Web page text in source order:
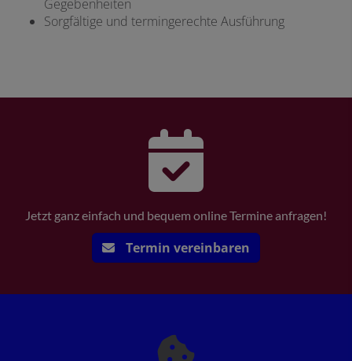
Gegebenheiten
Sorgfältige und termingerechte Ausführung
Jetzt ganz einfach und bequem online Termine anfragen!
Termin vereinbaren